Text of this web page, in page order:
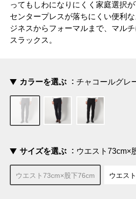
ってもしわになりにくく家庭選択
センタープレスが落ちにくい便利
ジネスからフォーマルまで、マル
スラックス。
カラーを選ぶ チャコールグレ
サイズを選ぶ ウエスト73cm×
ウエスト73cm×股下76cm ウエス